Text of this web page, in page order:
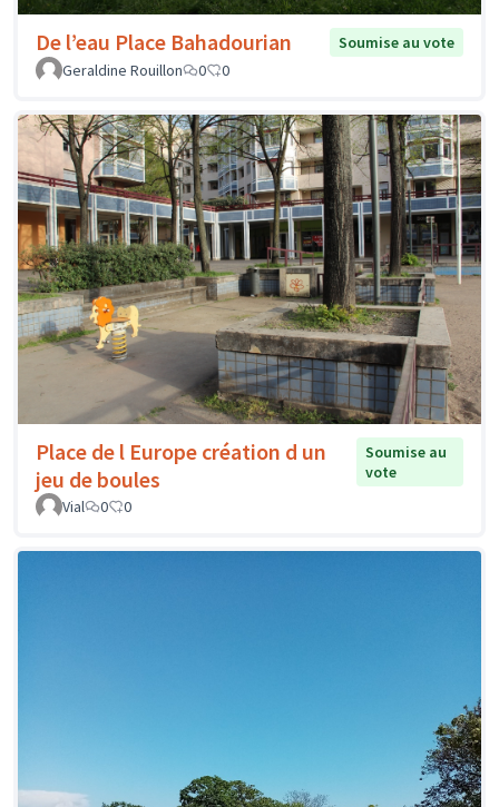
De l’eau Place Bahadourian
Soumise au vote
Geraldine Rouillon
0 0
Place de l Europe création d un
jeu de boules
Soumise au
vote
Vial
0 0